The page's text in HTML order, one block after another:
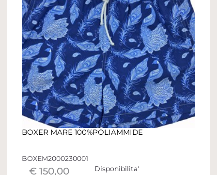
BOXER MARE 100%POLIAMMIDE
BOXEM2000230001
€ 150,00 Disponibilita'